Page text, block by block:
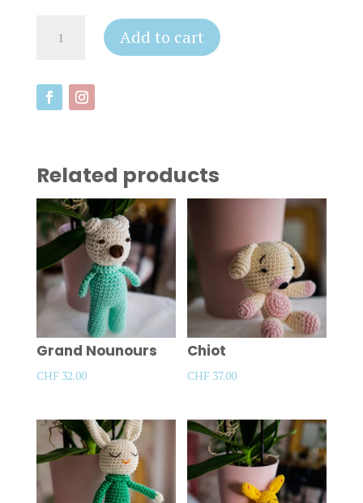
Dentition
Add to cart
Related products
Grand Nounours
CHF32.00
Chiot
CHF 37.00